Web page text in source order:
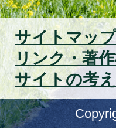
サイトマップ
リンク・著
サイトの考